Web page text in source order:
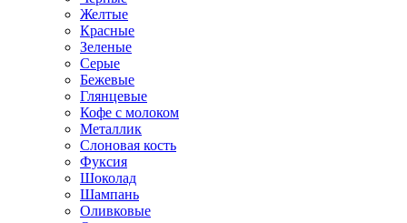
Желтые
Красные
Зеленые
Серые
Бежевые
Глянцевые
Кофе с молоком
Металлик
Слоновая кость
Фуксия
Шоколад
Шампань
Оливковые